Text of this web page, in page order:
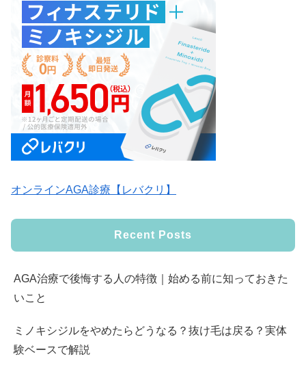
オンラインAGA診療【レバクリ】
Recent Posts
AGA治療で後悔する人の特徴｜始める前に知っておきた
いこと
ミノキシジルをやめたらどうなる？抜け毛は戻る？実体
験ベースで解説